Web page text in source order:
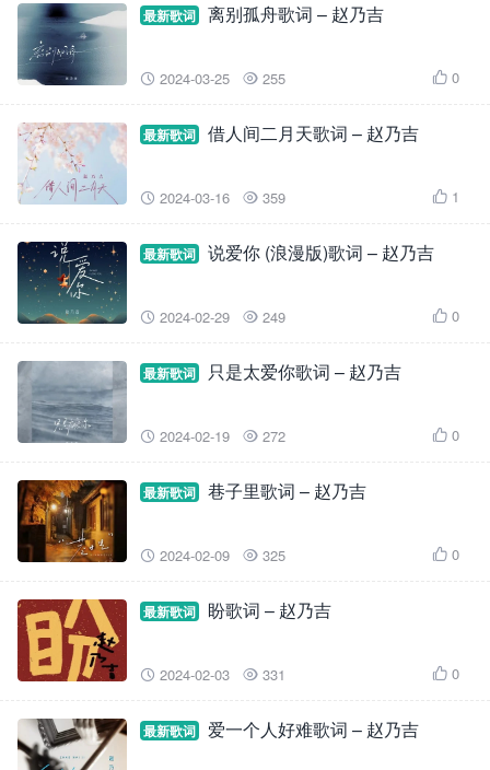
最新歌词 离别孤舟歌词 – 赵乃吉
 2024-03-25  255  0
最新歌词 借人间二月天歌词 – 赵乃吉
 2024-03-16  359  1
最新歌词 说爱你 (浪漫版)歌词 – 赵乃吉
 2024-02-29  249  0
最新歌词 只是太爱你歌词 – 赵乃吉
 2024-02-19  272  0
最新歌词 巷子里歌词 – 赵乃吉
 2024-02-09  325  0
最新歌词 盼歌词 – 赵乃吉
 2024-02-03  331  0
最新歌词 爱一个人好难歌词 – 赵乃吉